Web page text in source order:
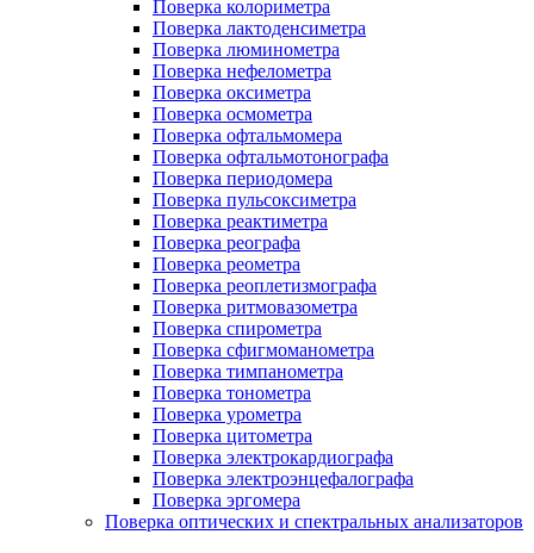
Поверка колориметра
Поверка лактоденсиметра
Поверка люминометра
Поверка нефелометра
Поверка оксиметра
Поверка осмометра
Поверка офтальмомера
Поверка офтальмотонографа
Поверка периодомера
Поверка пульсоксиметра
Поверка реактиметра
Поверка реографа
Поверка реометра
Поверка реоплетизмографа
Поверка ритмовазометра
Поверка спирометра
Поверка сфигмоманометра
Поверка тимпанометра
Поверка тонометра
Поверка урометра
Поверка цитометра
Поверка электрокардиографа
Поверка электроэнцефалографа
Поверка эргомера
Поверка оптических и спектральных анализаторов